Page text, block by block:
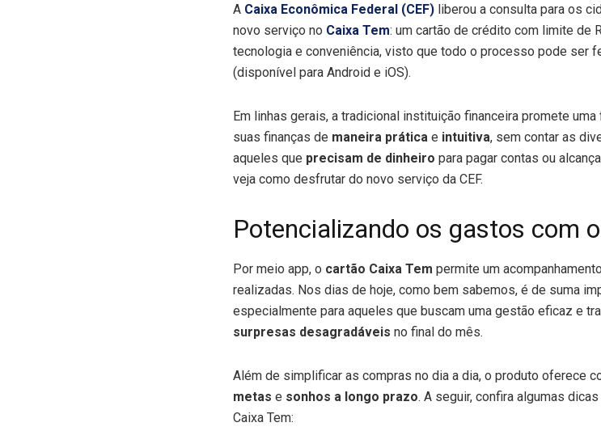
A Caixa Econômica Federal (CEF) liberou a consulta para os
novo serviço no Caixa Tem: um cartão de crédito com limite de
tecnologia e conveniência, visto que todo o processo pode ser
(disponível para Android e iOS).
Em linhas gerais, a tradicional instituição financeira promete
suas finanças de maneira prática e intuitiva, sem contar as
aqueles que precisam de dinheiro para pagar contas ou
veja como desfrutar do novo serviço da CEF.
Potencializando os gastos com
Por meio app, o cartão Caixa Tem permite um
realizadas. Nos dias de hoje, como bem sabemos, é de suma
especialmente para aqueles que buscam uma gestão eficaz e
surpresas desagradáveis no final do mês.
Além de simplificar as compras no dia a dia, o produto oferece
metas e sonhos a longo prazo. A seguir, confira algumas
Caixa Tem: